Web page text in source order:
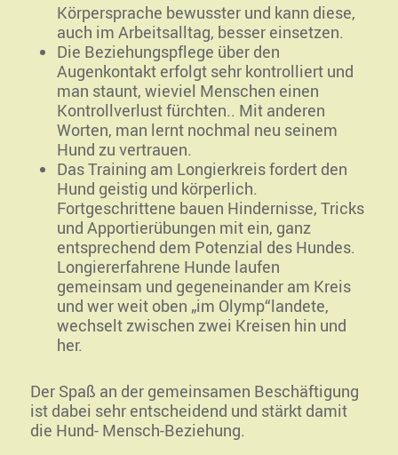
Körpersprache bewusster und kann diese,
auch im Arbeitsalltag, besser einsetzen.
Die Beziehungspflege über den
Augenkontakt erfolgt sehr kontrolliert und
man staunt, wieviel Menschen einen
Kontrollverlust fürchten.. Mit anderen
Worten, man lernt nochmal neu seinem
Hund zu vertrauen.
Das Training am Longierkreis fordert den
Hund geistig und körperlich.
Fortgeschrittene bauen Hindernisse, Tricks
und Apportierübungen mit ein, ganz
entsprechend dem Potenzial des Hundes.
Longiererfahrene Hunde laufen
gemeinsam und gegeneinander am Kreis
und wer weit oben „im Olymp“landete,
wechselt zwischen zwei Kreisen hin und
her.
Der Spaß an der gemeinsamen Beschäftigung
ist dabei sehr entscheidend und stärkt damit
die Hund- Mensch-Beziehung.